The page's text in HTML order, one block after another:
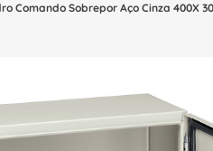
Comando Sobrepor Aço Cinza 400X
cabo flexivel
tomada
barramento